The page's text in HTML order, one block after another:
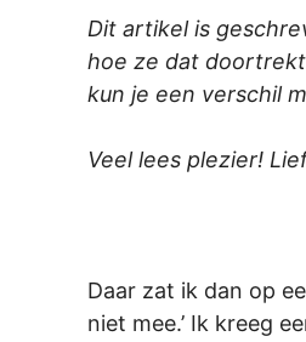
Dit artikel is
hoe ze dat
kun je een verschil
Veel lees plezier!
Daar zat ik dan op
niet mee.’ Ik kreeg